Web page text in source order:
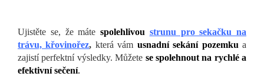
Ujistěte se, že máte spolehlivou strunu pro sekačku na
trávu, křovinořez, která vám usnadní sekání pozemku a
zajistí perfektní výsledky. Můžete se spolehnout na rychlé a
efektivní sečení.